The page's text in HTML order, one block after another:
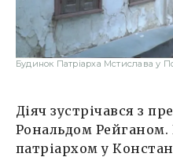
Будинок Патріарха Мстислава у
Діяч зустрічався з
Рональдом Рейганом.
патріархом у